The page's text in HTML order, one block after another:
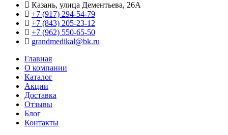
Казань, улица Дементьева, 26А
+7 (917) 294-54-79
+7 (843) 205-23-12
+7 (962) 550‑65‑50‬
grandmedikal@bk.ru
Главная
О компании
Каталог
Акции
Доставка
Отзывы
Блог
Контакты